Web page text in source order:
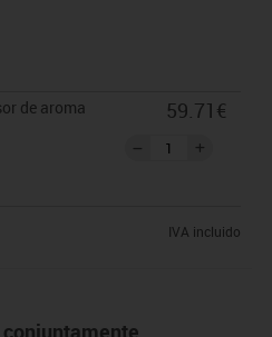
de aroma
59.71€
IVA incluido